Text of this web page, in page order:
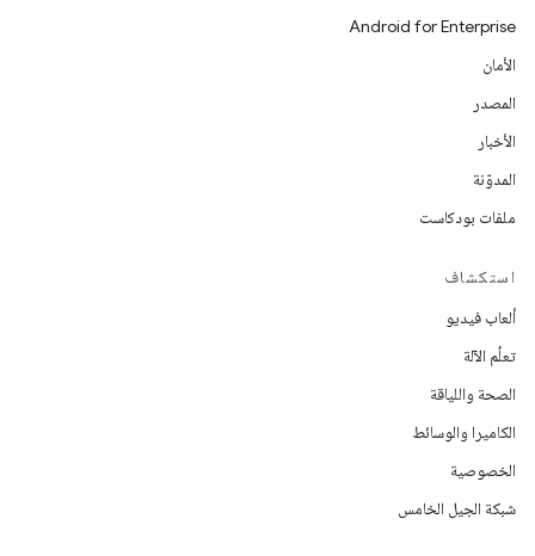
Android for Enterprise
الأمان
المصدر
الأخبار
المدوّنة
ملفات بودكاست
استكشاف
ألعاب فيديو
تعلُم الآلة
الصحة واللياقة
الكاميرا والوسائط
الخصوصية
شبكة الجيل الخامس